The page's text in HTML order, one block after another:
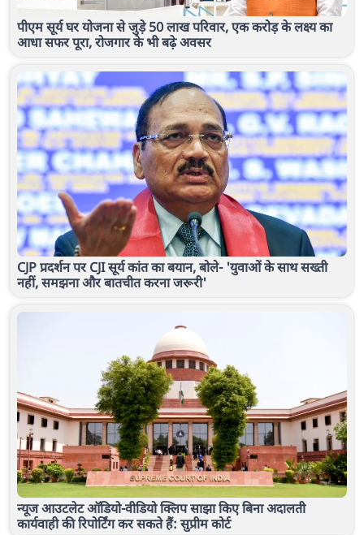
पीएम सूर्य घर योजना से जुड़े 50 लाख परिवार, एक करोड़ के लक्ष्य का
आधा सफर पूरा, रोजगार के भी बढ़े अवसर
CJP प्रदर्शन पर CJI सूर्य कांत का बयान, बोले- 'युवाओं के साथ सख्ती
नहीं, समझना और बातचीत करना जरूरी'
न्यूज आउटलेट ऑडियो-वीडियो क्लिप साझा किए बिना अदालती
कार्यवाही की रिपोर्टिंग कर सकते हैं: सुप्रीम कोर्ट